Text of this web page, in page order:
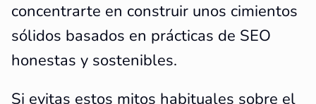
concentrarte en construir unos cimientos
sólidos basados en prácticas de SEO
honestas y sostenibles.
Si evitas estos mitos habituales sobre el